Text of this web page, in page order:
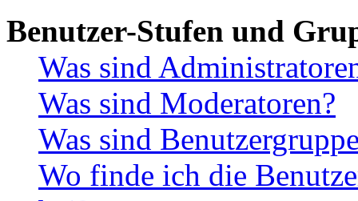
Benutzer-Stufen und
Was sind
Was sind Moderatoren?
Was sind
Wo finde ich die